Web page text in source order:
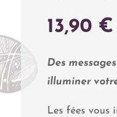
13,90 €
Des
illuminer
Les fées